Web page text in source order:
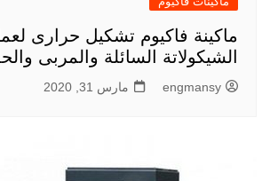
ماكينة فاكيوم تشكيل حرارى
الشيكولاتة السائلة والمربى
engmansy مارس 31, 2020